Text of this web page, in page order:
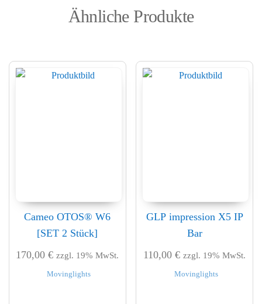
Ähnliche Produkte
Cameo OTOS® W6
[SET 2 Stück]
170,00€ zzgl. 19% MwSt.
Movinglights
GLP impression X5 IP
Bar
110,00€ zzgl. 19% MwSt.
Movinglights